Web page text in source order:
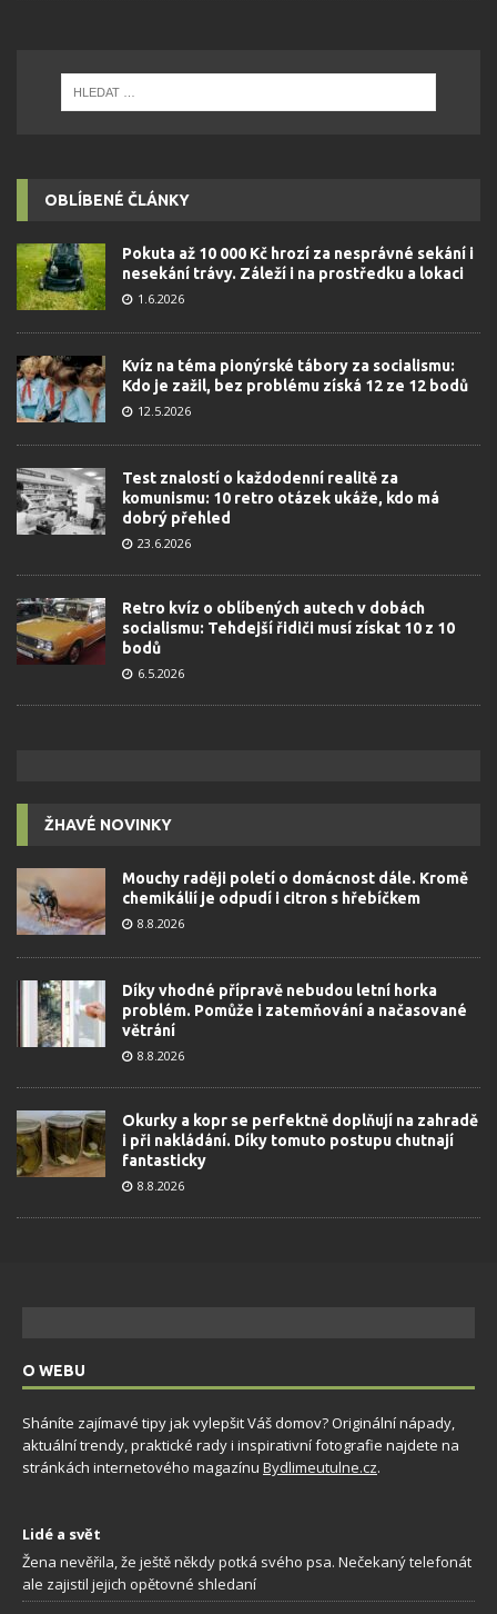
OBLÍBENÉ ČLÁNKY
Pokuta až 10 000 Kč hrozí za nesprávné sekání i
nesekání trávy. Záleží i na prostředku a lokaci
1.6.2026
Kvíz na téma pionýrské tábory za socialismu:
Kdo je zažil, bez problému získá 12 ze 12 bodů
12.5.2026
Test znalostí o každodenní realitě za
komunismu: 10 retro otázek ukáže, kdo má
dobrý přehled
23.6.2026
Retro kvíz o oblíbených autech v dobách
socialismu: Tehdejší řidiči musí získat 10 z 10
bodů
6.5.2026
ŽHAVÉ NOVINKY
Mouchy raději poletí o domácnost dále. Kromě
chemikálií je odpudí i citron s hřebíčkem
8.8.2026
Díky vhodné přípravě nebudou letní horka
problém. Pomůže i zatemňování a načasované
větrání
8.8.2026
Okurky a kopr se perfektně doplňují na zahradě
i při nakládání. Díky tomuto postupu chutnají
fantasticky
8.8.2026
O WEBU
Sháníte zajímavé tipy jak vylepšit Váš domov? Originální nápady,
aktuální trendy, praktické rady i inspirativní fotografie najdete na
stránkách internetového magazínu Bydlimeutulne.cz.
Lidé a svět
Žena nevěřila, že ještě někdy potká svého psa. Nečekaný telefonát
ale zajistil jejich opětovné shledaní